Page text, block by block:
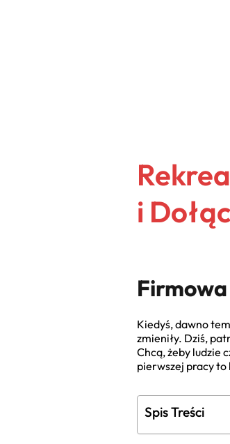
i
Kiedyś, dawno
zmieniły. Dziś,
Chcą, żeby ludzie
pierwszej pracy to
Spis Treści